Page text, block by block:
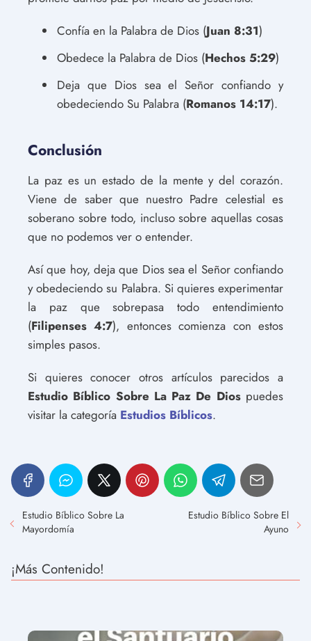
Confía en la Palabra de Dios (Juan 8:31)
Obedece la Palabra de Dios (Hechos 5:29)
Deja que Dios sea el Señor confiando y
obedeciendo Su Palabra (Romanos 14:17).
Conclusión
La paz es un estado de la mente y del corazón.
Viene de saber que nuestro Padre celestial es
soberano sobre todo, incluso sobre aquellas cosas
que no podemos ver o entender.
Así que hoy, deja que Dios sea el Señor confiando
y obedeciendo su Palabra. Si quieres experimentar
la paz que sobrepasa todo entendimiento
(Filipenses 4:7), entonces comienza con estos
simples pasos.
Si quieres conocer otros artículos parecidos a
Estudio Bíblico Sobre La Paz De Diospuedes
visitar la categoría Estudios Bíblicos.
Estudio Bíblico Sobre La
Mayordomía
Estudio Bíblico Sobre El
Ayuno
¡Más Contenido!